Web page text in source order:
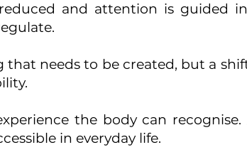
and attention is guided
needs to be created, but a
the body can
in everyday life.